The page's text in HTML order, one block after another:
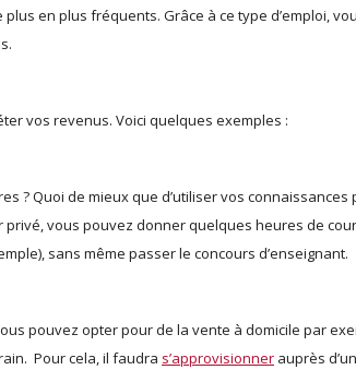
en plus fréquents. Grâce à ce type d’emploi,
vos revenus. Voici quelques exemples :
? Quoi de mieux que d’utiliser vos connaissances
vous pouvez donner quelques heures de
sans même passer le concours d’enseignant.
pouvez opter pour de la vente à domicile par
Pour cela, il faudra s’approvisionner auprès d’un